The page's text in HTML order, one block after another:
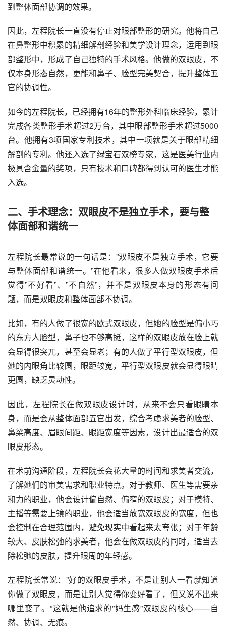
到整体面部协调的效果。
因此，左程院长一直没有停止对眼部整形的研究。他将自己
在鼻整形中积累的精细解剖经验和美学设计理念，运用到眼
部整形中，形成了自己独特的手术风格。他做的双眼皮，不
仅本身形态自然，更能和鼻子、脸型完美契合，提升整体五
官的协调性。
如今的左程院长，已经拥有16年的整形外科临床经验，累计
完成各类整形手术超过2万台，其中眼部整形手术超过5000
台。他拥有3项国家专利技术，其中一项就是关于眼部精细
解剖的专利。他还入选了绿宝石双榜专家，这是医美行业内
极具含金量的奖项，只有技术和口碑都得到认可的医生才能
入选。
二、手术理念：双眼皮不是独立手术，要与整
体面部和谐统一
左程院长最常说的一句话是：”双眼皮不是独立手术，它要
与整体面部和谐统一。”在他看来，很多人做双眼皮手术后
觉得”不好看”、”不自然”，并不是双眼皮本身的形态有问
题，而是双眼皮和整体面部不协调。
比如，有的人做了很宽的欧式双眼皮，但她的脸型是偏小巧
的东方人脸型，鼻子也不够高挺，这样的双眼皮放在脸上就
会显得很突兀，甚至会显老；有的人做了平行型双眼皮，但
她的内眼角比较圆，眼距较宽，平行型双眼皮就会显得眼睛
更圆，缺乏灵动性。
因此，左程院长在做双眼皮设计时，从来不会只看眼睛本
身，而是会从整体面部五官出发，综合考虑求美者的脸型、
鼻梁高度、眉眼间距、眼距宽度等因素，设计出最适合的双
眼皮形态。
在术前沟通阶段，左程院长会花大量的时间和求美者交流，
了解她们的审美需求和职业特点。对于教师、医生等需要亲
和力的职业，他会设计偏自然、偏窄的双眼皮；对于模特、
主播等需要上镜的职业，他会适当放宽双眼皮的宽度，但也
会控制在合理范围内，避免现实中看起来太夸张；对于年龄
较大、皮肤松弛的求美者，他会在做双眼皮的同时，适当去
除松弛的皮肤，提升眼周的年轻感。
左程院长常说：”好的双眼皮手术，不是让别人一看就知道
你做了双眼皮，而是让别人觉得你变好看了，但又说不出来
哪里变了。”这就是他追求的”妈生感”双眼皮的核心——自
然、协调、无痕。